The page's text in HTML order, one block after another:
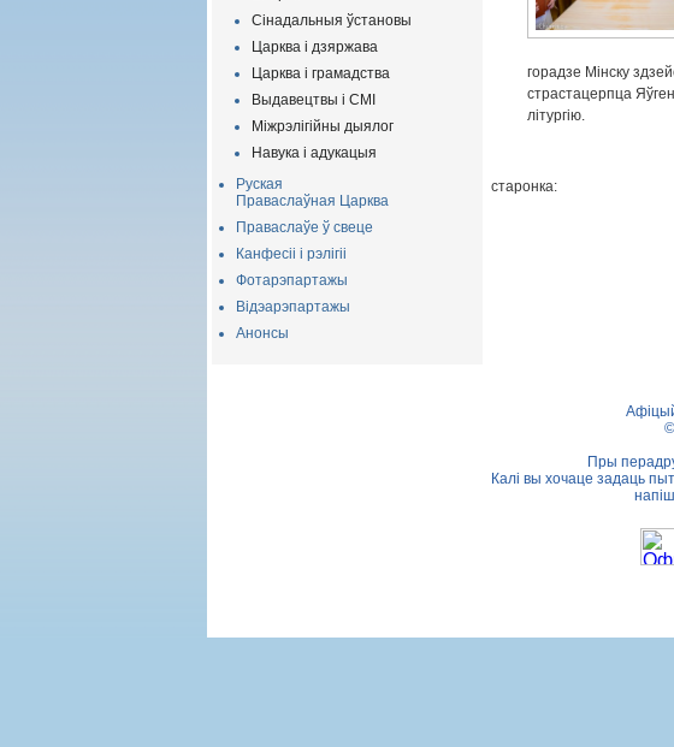
Сінадальныя ўстановы
Царква і дзяржава
Царква і грамадства
Выдавецтвы і СМІ
Міжрэлігійны дыялог
Навука і адукацыя
Руская
Праваслаўная Царква
Праваслаўе ў свеце
Канфесіі і рэлігіі
Фотарэпартажы
Відэарэпартажы
Анонсы
горадзе Мінску
страстацерпца
літургію.
старонка:
Пры
Калі вы хочаце задаць